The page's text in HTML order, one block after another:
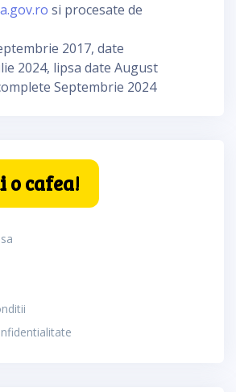
si procesate de
2017, date
2024, lipsa date August
Septembrie 2024
o cafea!